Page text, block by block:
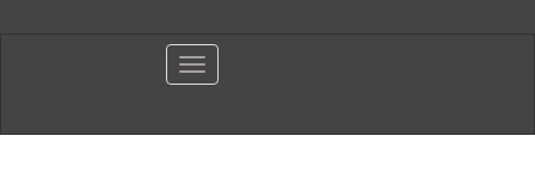
Toggle navigation